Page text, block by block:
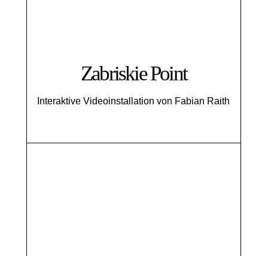
Zabriskie Point
Interaktive Videoinstallation von Fabian Raith